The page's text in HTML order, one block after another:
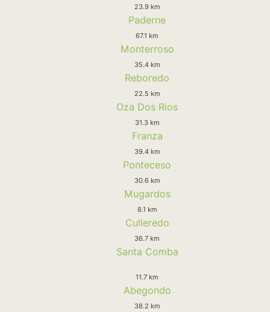
23.9 km
Paderne
67.1 km
Monterroso
35.4 km
Reboredo
22.5 km
Oza Dos Rios
31.3 km
Franza
39.4 km
Ponteceso
30.6 km
Mugardos
8.1 km
Culleredo
36.7 km
Santa Comba
11.7 km
Abegondo
38.2 km